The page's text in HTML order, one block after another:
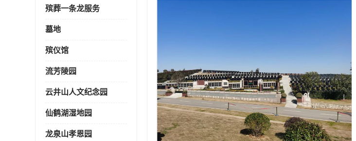
殡葬一条龙服务
墓地
殡仪馆
流芳陵园
云井山人文纪念园
仙鹤湖湿地园
龙泉山孝恩园